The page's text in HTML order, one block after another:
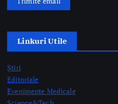
Science&Tech
Taguri Evidențiate